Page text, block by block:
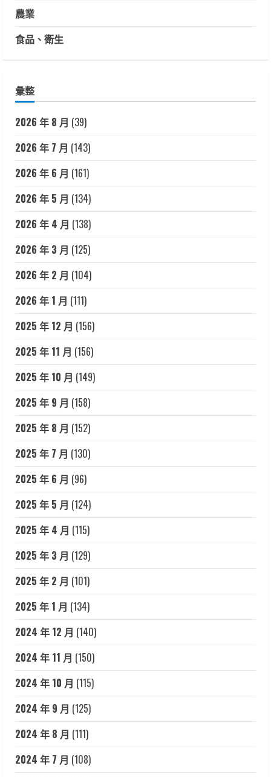
農業
食品、衛生
彙整
2026 年 8 月 (39)
2026 年 7 月 (143)
2026 年 6 月 (161)
2026 年 5 月 (134)
2026 年 4 月 (138)
2026 年 3 月 (125)
2026 年 2 月 (104)
2026 年 1 月 (111)
2025 年 12 月 (156)
2025 年 11 月 (156)
2025 年 10 月 (149)
2025 年 9 月 (158)
2025 年 8 月 (152)
2025 年 7 月 (130)
2025 年 6 月 (96)
2025 年 5 月 (124)
2025 年 4 月 (115)
2025 年 3 月 (129)
2025 年 2 月 (101)
2025 年 1 月 (134)
2024 年 12 月 (140)
2024 年 11 月 (150)
2024 年 10 月 (115)
2024 年 9 月 (125)
2024 年 8 月 (111)
2024 年 7 月 (108)